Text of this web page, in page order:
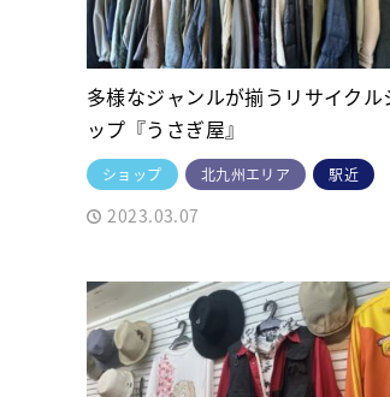
多様なジャンルが揃うリサイクル
ップ『うさぎ屋』
ショップ 北九州エリア 駅近
2023.03.07